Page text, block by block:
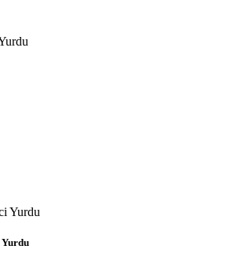
Yurdu